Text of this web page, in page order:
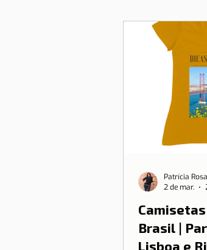
Brasil |
Lisboa e
Patrícia
2 de mar.